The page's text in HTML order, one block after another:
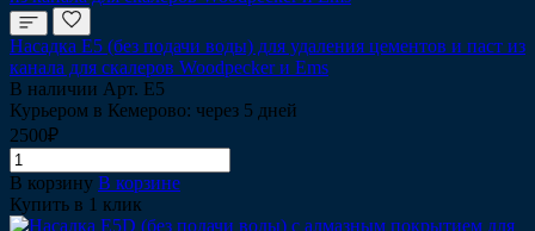
Насадка Е5 (без подачи воды) для удаления цементов и паст из
канала для скалеров Woodpecker и Ems
В наличии Арт. Е5
Курьером в Кемерово: через 5 дней
2500₽
В корзину В корзине
Купить в 1 клик